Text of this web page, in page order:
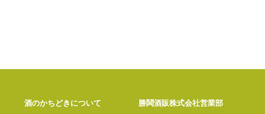
酒のかちどきについて 勝鬨酒販株式会社営業部